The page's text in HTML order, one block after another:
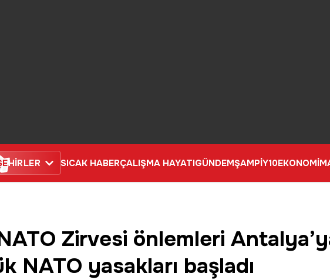
HİRLER SICAK HABERÇALIŞMA HAYATIGÜNDEMŞAMPİY10EKONOMİ
Zirvesi önlemleri
NATO yasakları başladı